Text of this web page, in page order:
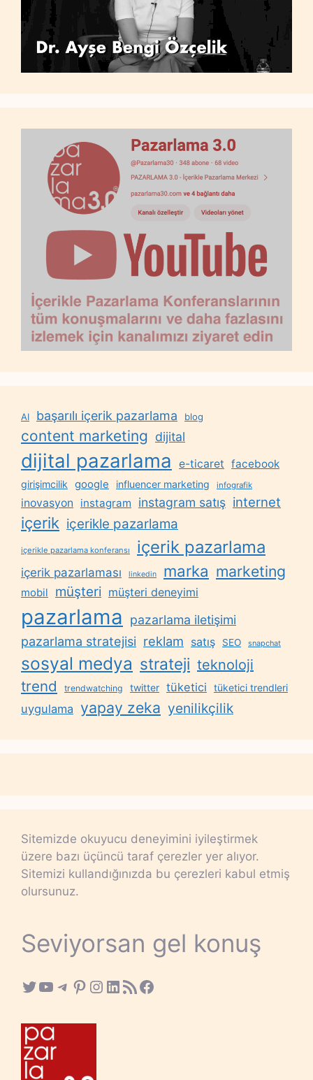
AI başarılı içerik pazarlama blog
content marketing dijital
dijital pazarlama e-ticaret facebook
girişimcilik google influencer marketing infografik
inovasyon instagram instagram satış internet
içerik içerikle pazarlama
içerikle pazarlama konferansı içerik pazarlama
içerik pazarlaması linkedin marka marketing
mobil müşteri müşteri deneyimi
pazarlama
pazarlama iletişimi
pazarlama stratejisi reklam satış SEO snapchat
sosyal medya strateji teknoloji
trend trendwatching twitter tüketici tüketici trendleri
uygulama yapay zeka yenilikçilik
Sitemizde okuyucu deneyimini iyileştirmek
üzere bazı üçüncü taraf çerezler yer alıyor.
Sitemizi kullandığınızda bu çerezleri kabul etmiş
olursunuz.
Seviyorsan gel konuş
Twitter
YouTube
Telegram
Pinterest
Instagram
LinkedIn
RSS FeedFacebook